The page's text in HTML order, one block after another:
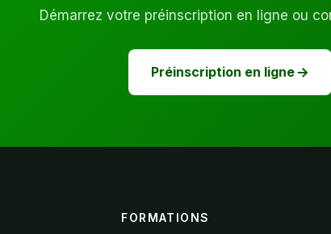
Démarrez votre préinscription en ligne ou
Préinscription en ligne
FORMATIONS